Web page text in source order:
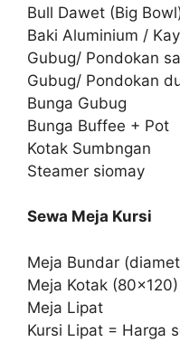
Bull Dawet (Big
Baki Aluminium /
Gubug/ Pondokan
Gubug/ Pondokan
Bunga Gubug
Bunga Buffee + Pot
Kotak Sumbngan
Steamer siomay
Sewa Meja Kursi
Meja Bundar
Meja Kotak (80×120)
Meja Lipat
Kursi Lipat = Harga